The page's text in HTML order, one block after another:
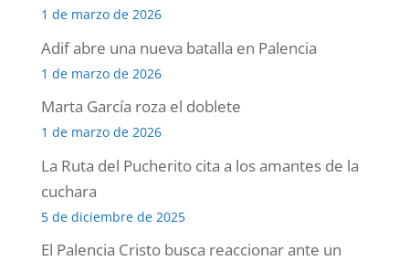
1 de marzo de 2026
Adif abre una nueva batalla en Palencia
1 de marzo de 2026
Marta García roza el doblete
1 de marzo de 2026
La Ruta del Pucherito cita a los amantes de la
cuchara
5 de diciembre de 2025
El Palencia Cristo busca reaccionar ante un